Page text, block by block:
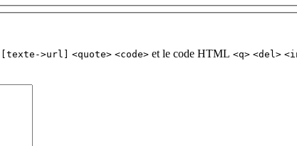
[texte->url] <quote> <code> et le code HTML <q> <del>